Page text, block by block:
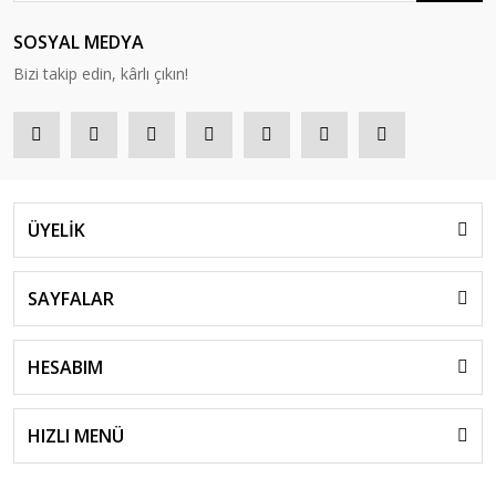
SOSYAL MEDYA
Bizi takip edin, kârlı çıkın!
ÜYELİK
SAYFALAR
HESABIM
HIZLI MENÜ